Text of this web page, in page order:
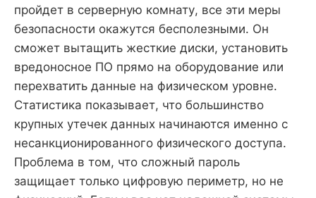
пройдет в серверную комнату, все эти меры
безопасности окажутся бесполезными. Он
сможет вытащить жесткие диски, установить
вредоносное ПО прямо на оборудование или
перехватить данные на физическом уровне.
Статистика показывает, что большинство
крупных утечек данных начинаются именно с
несанкционированного физического доступа.
Проблема в том, что сложный пароль
защищает только цифровую периметр, но не